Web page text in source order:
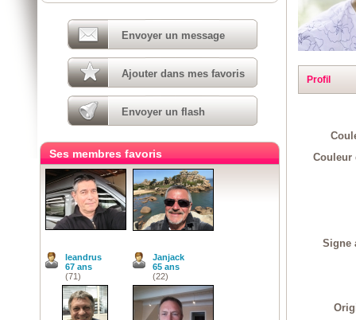
Profil
Couleur
Signe
Envoyer un message
Ajouter dans mes favoris
Envoyer un flash
Ses membres favoris
leandrus
67 ans
(71)
Janjack
65 ans
(22)